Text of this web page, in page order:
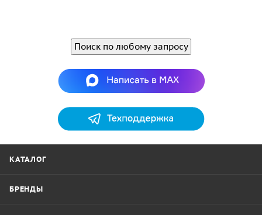
Поиск по любому запросу
КАТАЛОГ
БРЕНДЫ